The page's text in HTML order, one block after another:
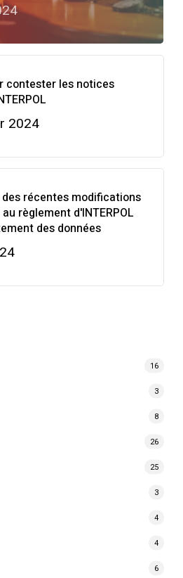
contester les notices
2024
des récentes modifications
règlement d'INTERPOL
des données
16
3
8
26
25
3
4
4
6